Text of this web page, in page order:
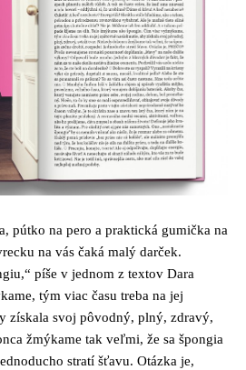
pútko na pero a praktická gumička na
na vás čaká malý darček.
píše v jednom z textov Dara
tým viac času treba na jej
získala svoj pôvodný, plný, zdravý,
žmýkame tak veľmi, že sa špongia
stratí šťavu. Otázka je,